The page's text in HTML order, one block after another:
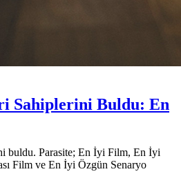
Sahiplerini Buldu: En
buldu. Parasite; En İyi Film, En İyi
Film ve En İyi Özgün Senaryo